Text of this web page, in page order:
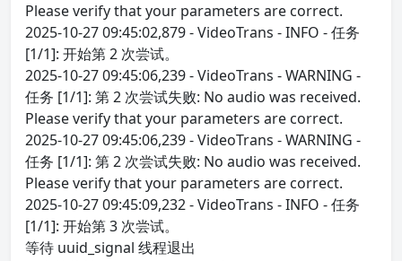
Please verify that your parameters are correct.
2025-10-27 09:45:02,879 - VideoTrans - INFO - 任务
[1/1]: 开始第 2 次尝试。
2025-10-27 09:45:06,239 - VideoTrans - WARNING -
任务 [1/1]: 第 2 次尝试失败: No audio was received.
Please verify that your parameters are correct.
2025-10-27 09:45:06,239 - VideoTrans - WARNING -
任务 [1/1]: 第 2 次尝试失败: No audio was received.
Please verify that your parameters are correct.
2025-10-27 09:45:09,232 - VideoTrans - INFO - 任务
[1/1]: 开始第 3 次尝试。
等待 uuid_signal 线程退出